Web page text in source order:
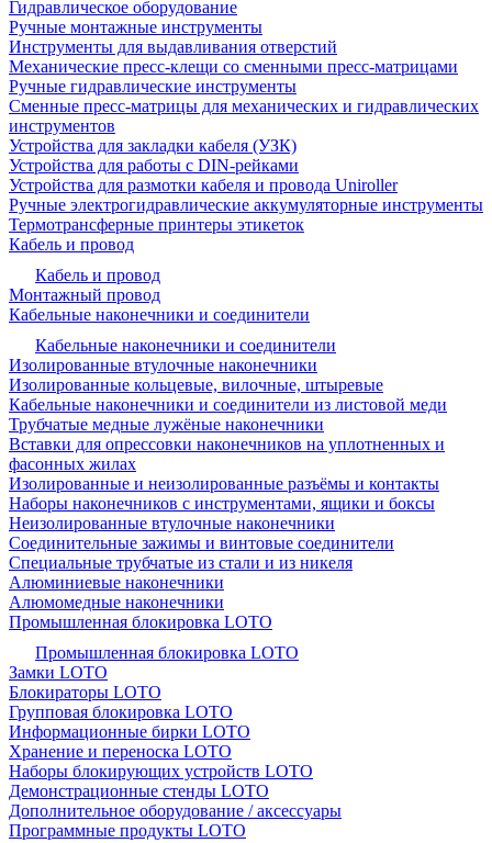
Гидравлическое оборудование
Ручные монтажные инструменты
Инструменты для выдавливания отверстий
Механические пресс-клещи со сменными пресс-матрицами
Ручные гидравлические инструменты
Сменные пресс-матрицы для механических и гидравлических
инструментов
Устройства для закладки кабеля (УЗК)
Устройства для работы с DIN-рейками
Устройства для размотки кабеля и провода Uniroller
Ручные электрогидравлические аккумуляторные инструменты
Термотрансферные принтеры этикеток
Кабель и провод
Кабель и провод
Монтажный провод
Кабельные наконечники и соединители
Кабельные наконечники и соединители
Изолированные втулочные наконечники
Изолированные кольцевые, вилочные, штыревые
Кабельные наконечники и соединители из листовой меди
Трубчатые медные лужёные наконечники
Вставки для опрессовки наконечников на уплотненных и
фасонных жилах
Изолированные и неизолированные разъёмы и контакты
Наборы наконечников с инструментами, ящики и боксы
Неизолированные втулочные наконечники
Соединительные зажимы и винтовые соединители
Специальные трубчатые из стали и из никеля
Алюминиевые наконечники
Алюмомедные наконечники
Промышленная блокировка LOTO
Промышленная блокировка LOTO
Замки LOTO
Блокираторы LOTO
Групповая блокировка LOTO
Информационные бирки LOTO
Хранение и переноска LOTO
Наборы блокирующих устройств LOTO
Демонстрационные стенды LOTO
Дополнительное оборудование / аксессуары
Программные продукты LOTO